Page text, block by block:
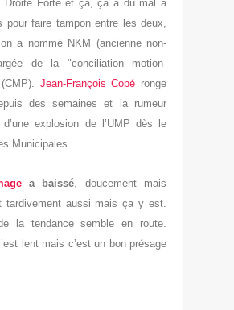
Droite Forte et ça, ça a du mal à
pour faire tampon entre les deux,
a nommé NKM (ancienne non-
de la "conciliation motion-
Jean-François Copé ronge
des semaines et la rumeur
explosion de l’UMP dès le
Municipales.
a baissé , doucement mais
tardivement aussi mais ça y est.
de la tendance semble en route.
lent mais c’est un bon présage